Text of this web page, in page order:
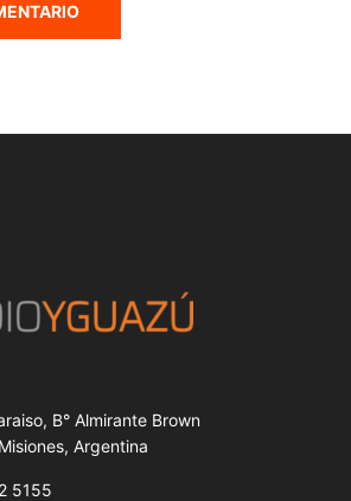
B° Almirante Brown
Argentina
5155